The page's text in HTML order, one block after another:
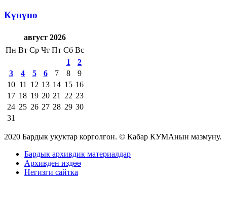
Күнүнө
август 2026
Пн Вт Ср Чт Пт Сб Вс
1
2
3
4 5 6 7 8
9
10 11 12 13 14 15 16
17 18 19 20 21 22 23
24 25 26 27 28 29 30
31
2020 Бардык укуктар корголгон. © Кабар КУМАнын мазмуну.
Бардык архивдик материалдар
Архивден издөө
Негизги сайтка